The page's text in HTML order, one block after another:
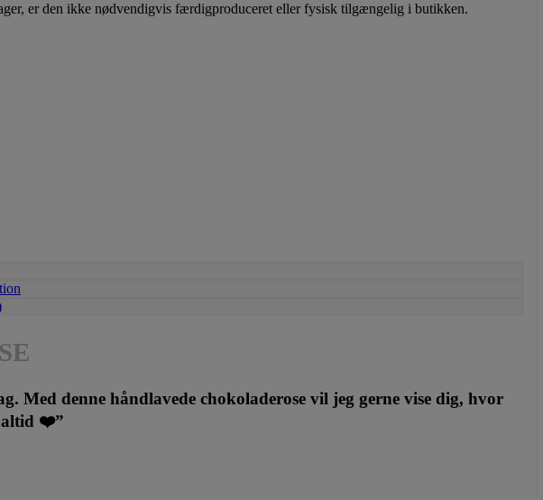
er den ikke nødvendigvis færdigproduceret eller fysisk tilgængelig i butikken.
denne håndlavede chokoladerose vil jeg gerne vise dig, hvor
altid ❤️”